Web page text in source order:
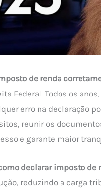
de renda
Federal. Todos os
erro na declaração
reunir os
e garante maior
declarar imposto de
reduzindo a carga